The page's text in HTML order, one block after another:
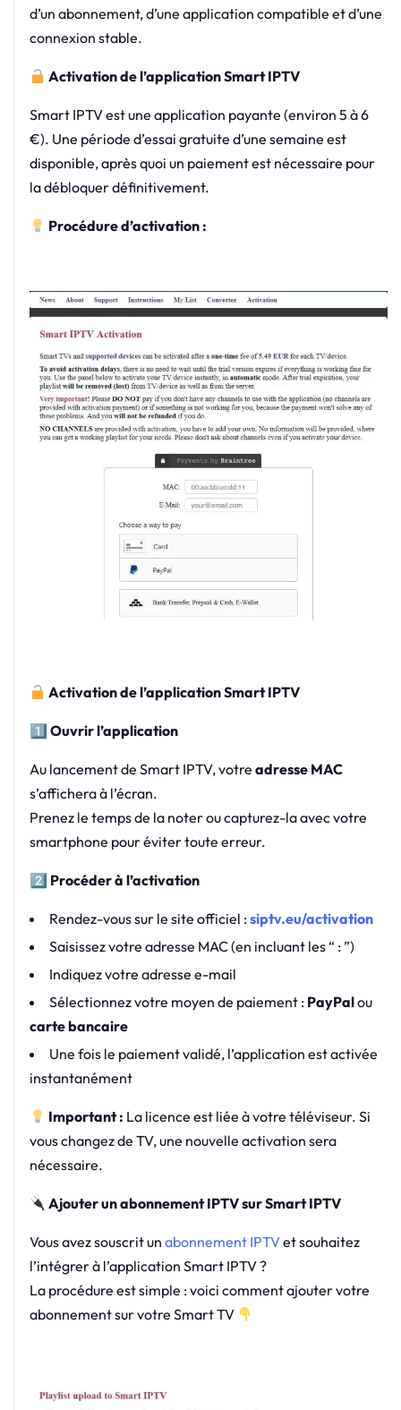
d’un abonnement, d’une application compatible et d’une
connexion stable.
Activation de l’application Smart IPTV
Smart IPTV est une application payante (environ 5 à 6
€). Une période d’essai gratuite d’une semaine est
disponible, après quoi un paiement est nécessaire pour
la débloquer définitivement.
Procédure d’activation :
Activation de l’application Smart IPTV
1️ Ouvrir l’application
Au lancement de Smart IPTV, votre adresse MAC
s’affichera à l’écran.
Prenez le temps de la noter ou capturez-la avec votre
smartphone pour éviter toute erreur.
2️ Procéder à l’activation
Rendez-vous sur le site officiel :siptv.eu/activation
Saisissez votre adresse MAC (en incluant les “ : ”)
Indiquez votre adresse e-mail
Sélectionnez votre moyen de paiement : PayPalou
carte bancaire
Une fois le paiement validé, l’application est activée
instantanément
Important : La licence est liée à votre téléviseur. Si
vous changez de TV, une nouvelle activation sera
nécessaire.
Ajouter un abonnement IPTV sur Smart IPTV
Vous avez souscrit un abonnement IPTVet souhaitez
l’intégrer à l’application Smart IPTV ?
La procédure est simple : voici comment ajouter votre
abonnement sur votre Smart TV